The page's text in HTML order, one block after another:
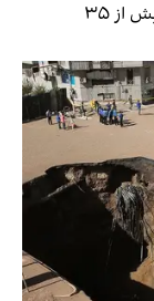
باغات کاشت پسته در استان کرمان و با نرخ بیش از ۳۵